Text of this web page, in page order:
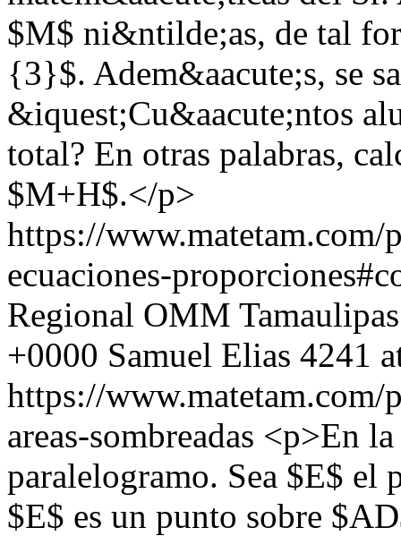
$M$ ni&ntilde;as, de tal
{3}$. Adem&aacute;s, se
&iquest;Cu&aacute;ntos
total? En otras palabras,
$M+H$.</p>
https://www.matetam.com/
ecuaciones-
Regional OMM
+0000 Samuel Elias 4241
https://www.matetam.com/
areas-sombreadas <p>En
paralelogramo. Sea $E$ el
$E$ es un punto sobre